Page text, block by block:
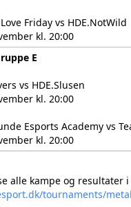
Friday vs HDE.NotWild
kl. 20:00
E
vs HDE.Slusen
kl. 20:00
Esports Academy vs
kl. 20:00
alle kampe og resultater
tournaments/